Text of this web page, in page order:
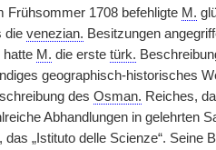
Frühsommer 1708 befehligte M.
die venezian. Besitzungen
hatte M. die erste türk.
geographisch-historisches
des Osman. Reiches,
Abhandlungen in gelehrten
„Istituto delle Scienze“. Seine